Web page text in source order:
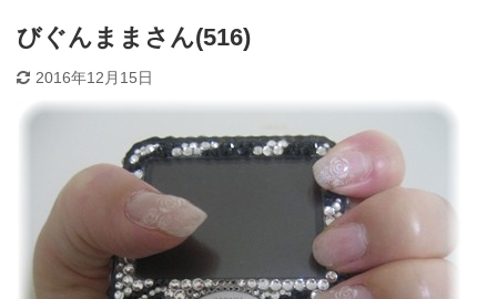
びぐんままさん(516)
2016年12月15日